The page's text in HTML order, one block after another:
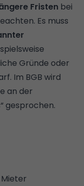
Fristen bei
Es muss
Gründe oder
Im BGB wird
an der
gesprochen.